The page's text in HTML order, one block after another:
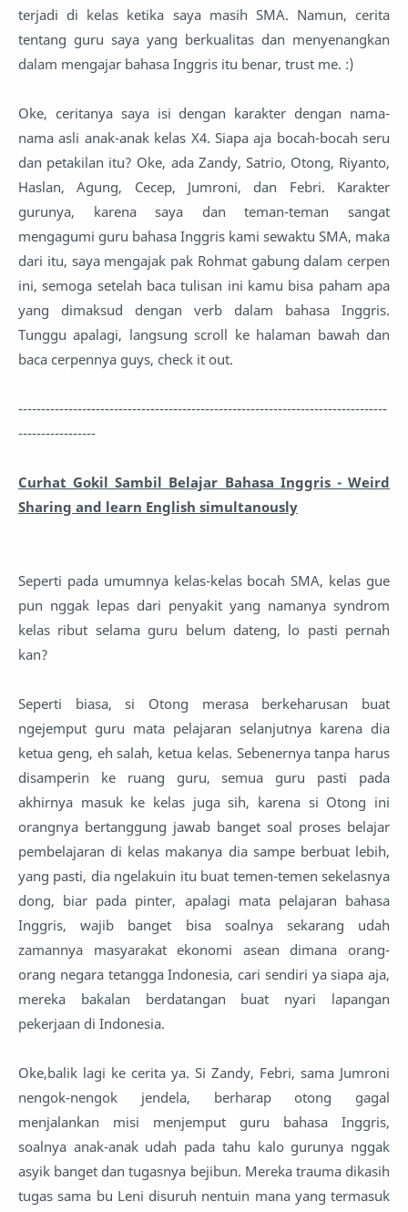
terjadi di kelas ketika saya masih SMA. Namun, cerita
tentang guru saya yang berkualitas dan menyenangkan
dalam mengajar bahasa Inggris itu benar, trust me. :)
Oke, ceritanya saya isi dengan karakter dengan nama-
nama asli anak-anak kelas X4. Siapa aja bocah-bocah seru
dan petakilan itu? Oke, ada Zandy, Satrio, Otong, Riyanto,
Haslan, Agung, Cecep, Jumroni, dan Febri. Karakter
gurunya, karena saya dan teman-teman sangat
mengagumi guru bahasa Inggris kami sewaktu SMA, maka
dari itu, saya mengajak pak Rohmat gabung dalam cerpen
ini, semoga setelah baca tulisan ini kamu bisa paham apa
yang dimaksud dengan verb dalam bahasa Inggris.
Tunggu apalagi, langsung scroll ke halaman bawah dan
baca cerpennya guys, check it out.
---------------------------------------------------------------------------------
-----------------
Curhat Gokil Sambil Belajar Bahasa Inggris - Weird
Sharing and learn English simultanously
Seperti pada umumnya kelas-kelas bocah SMA, kelas gue
pun nggak lepas dari penyakit yang namanya syndrom
kelas ribut selama guru belum dateng, lo pasti pernah
kan?
Seperti biasa, si Otong merasa berkeharusan buat
ngejemput guru mata pelajaran selanjutnya karena dia
ketua geng, eh salah, ketua kelas. Sebenernya tanpa harus
disamperin ke ruang guru, semua guru pasti pada
akhirnya masuk ke kelas juga sih, karena si Otong ini
orangnya bertanggung jawab banget soal proses belajar
pembelajaran di kelas makanya dia sampe berbuat lebih,
yang pasti, dia ngelakuin itu buat temen-temen sekelasnya
dong, biar pada pinter, apalagi mata pelajaran bahasa
Inggris, wajib banget bisa soalnya sekarang udah
zamannya masyarakat ekonomi asean dimana orang-
orang negara tetangga Indonesia, cari sendiri ya siapa aja,
mereka bakalan berdatangan buat nyari lapangan
pekerjaan di Indonesia.
Oke,balik lagi ke cerita ya. Si Zandy, Febri, sama Jumroni
nengok-nengok jendela, berharap otong gagal
menjalankan misi menjemput guru bahasa Inggris,
soalnya anak-anak udah pada tahu kalo gurunya nggak
asyik banget dan tugasnya bejibun. Mereka trauma dikasih
tugas sama bu Leni disuruh nentuin mana yang termasuk